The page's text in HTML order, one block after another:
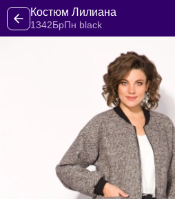
Костюм Лилиана
1342БрПн black